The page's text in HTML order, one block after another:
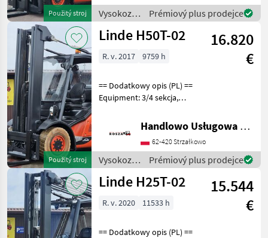
Použitý stroj
stožiara:
Vysokozdvižné
vozíky a
skladová
Linde
Prémiový plus prodejce
Použitý stroj
Linde H50T-02
16.820
€
R. v. 2017 9759 h
== Dodatkowy opis (PL) ==
Equipment: 3/4 sekcja,
skok wideł Additional info:
Stan: Bardzo dobry,
Możliwość UDT Palivo: plyn,
typ stožiara
Handlowo Usługowa Alanex Alan Roszak
62-420 Strzałkowo
Vysokozdvižné
vozíky a
skladová
Linde
Prémiový plus prodejce
Linde H25T-02
15.544
€
R. v. 2020 11533 h
== Dodatkowy opis (PL) ==